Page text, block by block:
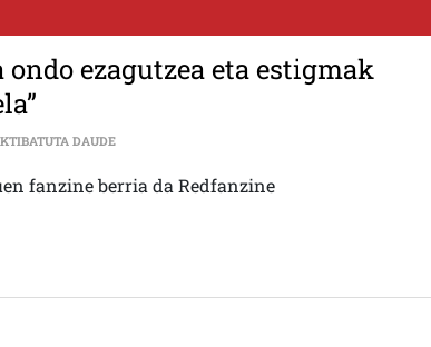
ezagutzea eta estigmak
DAUDENATALIA ALBENIZ (REDFANZINE): “HOBEA DA
fanzine berria da Redfanzine